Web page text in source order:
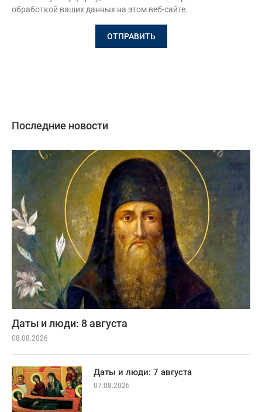
обработкой ваших данных на этом веб-сайте.
Последние новости
Даты и люди: 8 августа
08.08.2026
Даты и люди: 7 августа
07.08.2026